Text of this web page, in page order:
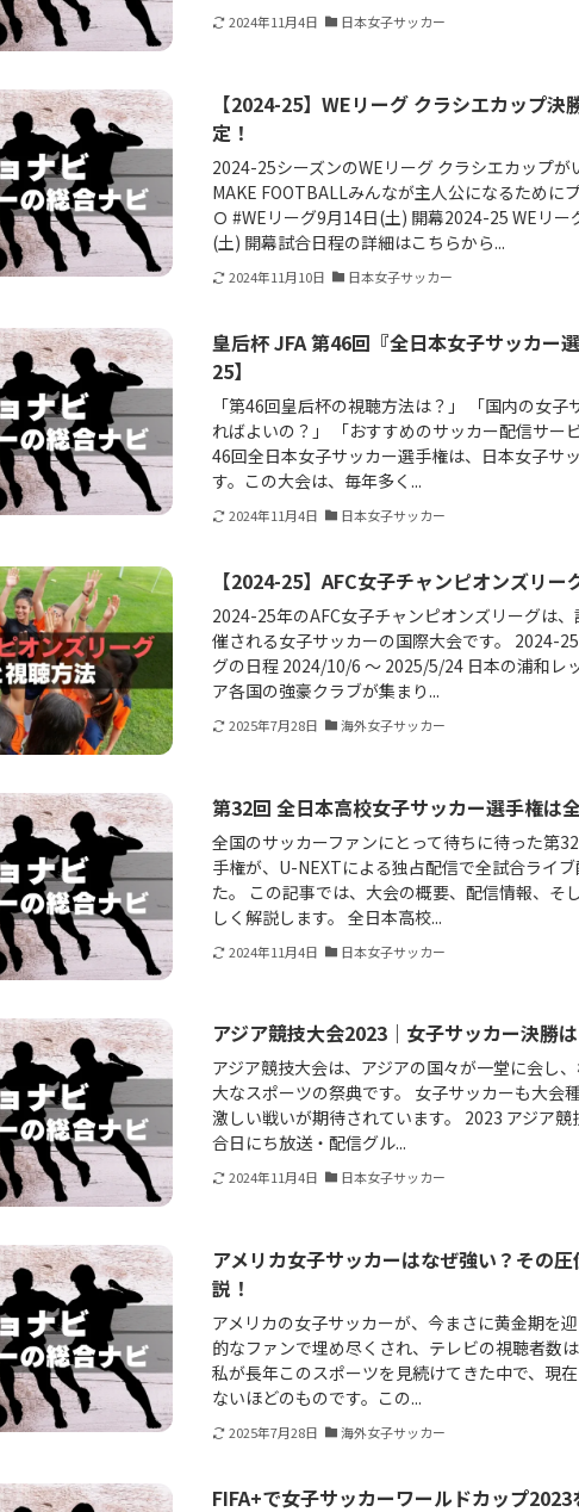
2024年11月4日 日本女子サッカー
【2024-25】WEリーグ クラシエカップ
定！
2024-25シーズンのWEリーグ クラシエカップが
MAKE FOOTBALLみんなが主人公になるために
Ｏ #WEリーグ9月14日(土) 開幕2024-25 WEリ
(土) 開幕試合日程の詳細はこちらから...
2024年11月10日 日本女子サッカー
皇后杯 JFA 第46回『全日本女子サッカー
25】
「第46回皇后杯の視聴方法は？」 「国内の女
ればよいの？」 「おすすめのサッカー配信サー
46回全日本女子サッカー選手権は、日本女子サ
す。この大会は、毎年多く...
2024年11月4日 日本女子サッカー
【2024-25】AFC女子チャンピオンズリ
2024-25年のAFC女子チャンピオンズリーグは
催される女子サッカーの国際大会です。 2024-
グの日程 2024/10/6 ～ 2025/5/24 日本の浦和レ
ア各国の強豪クラブが集まり...
2025年7月28日 海外女子サッカー
第32回 全日本高校女子サッカー選手権は
全国のサッカーファンにとって待ちに待った第
手権が、U-NEXTによる独占配信で全試合ライ
た。 この記事では、大会の概要、配信情報、そ
しく解説します。 全日本高校...
2024年11月4日 日本女子サッカー
アジア競技大会2023｜女子サッカー決勝
アジア競技大会は、アジアの国々が一堂に会し
大なスポーツの祭典です。 女子サッカーも大会
激しい戦いが期待されています。 2023 アジア
合日にち放送・配信グル...
2024年11月4日 日本女子サッカー
アメリカ女子サッカーはなぜ強い？その
説！
アメリカの女子サッカーが、今まさに黄金期を
的なファンで埋め尽くされ、テレビの視聴者数
私が長年このスポーツを見続けてきた中で、現
ないほどのものです。この...
2025年7月28日 海外女子サッカー
FIFA+で女子サッカーワールドカップ